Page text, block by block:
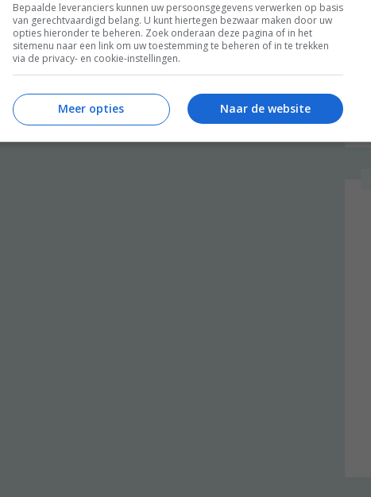
Bepaalde leveranciers kunnen uw persoonsgegevens verwerken op basis
van gerechtvaardigd belang. U kunt hiertegen bezwaar maken door uw
opties hieronder te beheren. Zoek onderaan deze pagina of in het
sitemenu naar een link om uw toestemming te beheren of in te trekken
via de privacy- en cookie-instellingen.
Naar de website
Meer opties